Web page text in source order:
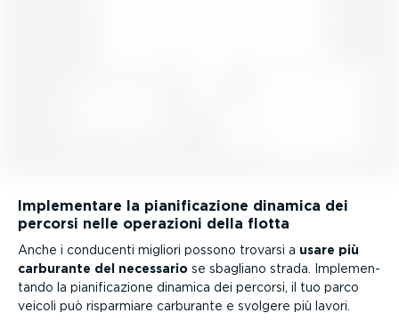
Imple­mentare la piani­fi­ca­zione dinamica dei
percorsi nelle operazioni della flotta
Anche i conducenti migliori possono trovarsi a usare più
carburante del necessario se sbagliano strada. Imple­men­
tando la piani­fi­ca­zione dinamica dei percorsi, il tuo parco
veicoli può risparmiare carburante e svolgere più lavori.